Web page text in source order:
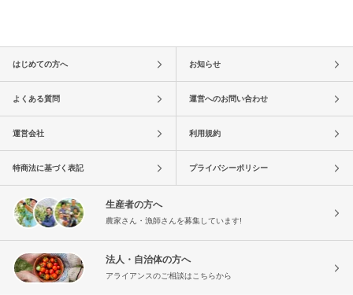
はじめての方へ お知らせ
よくある質問 運営へのお問い合わせ
運営会社 利用規約
特商法に基づく表記 プライバシーポリシー
生産者の方へ
農家さん・漁師さんを募集しています!
法人・自治体の方へ
アライアンスのご相談はこちらから